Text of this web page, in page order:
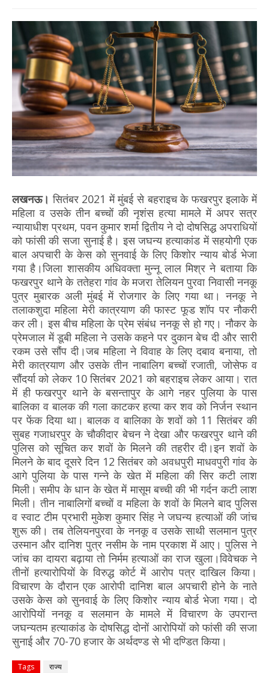
लखनऊ। सितंबर 2021 में मुंबई से बहराइच के फखरपुर इलाके में
महिला व उसके तीन बच्चों की नृशंस हत्या मामले में अपर सत्र
न्यायाधीश प्रथम, पवन कुमार शर्मा द्वितीय ने दो दोषसिद्ध अपराधियों
को फांसी की सजा सुनाई है। इस जघन्य हत्याकांड में सहयोगी एक
बाल अपचारी के केस को सुनवाई के लिए किशोर न्याय बोर्ड भेजा
गया है।जिला शासकीय अधिवक्ता मुन्नू लाल मिश्र ने बताया कि
फखरपुर थाने के ततेहरा गांव के मजरा तेलियन पुरवा निवासी ननकू
पुत्र मुबारक अली मुंबई में रोजगार के लिए गया था। ननकू ने
तलाकशुदा महिला मेरी कात्रयाण की फास्ट फूड शॉप पर नौकरी
कर ली। इस बीच महिला के प्रेम संबंध ननकू से हो गए। नौकर के
प्रेमजाल में डूबी महिला ने उसके कहने पर दुकान बेच दी और सारी
रकम उसे सौंप दी।जब महिला ने विवाह के लिए दबाव बनाया, तो
मेरी कात्रयाण और उसके तीन नाबालिग बच्चों रजाती, जोसेफ व
सौंदर्या को लेकर 10 सितंबर 2021 को बहराइच लेकर आया। रात
में ही फखरपुर थाने के बसन्तापुर के आगे नहर पुलिया के पास
बालिका व बालक की गला काटकर हत्या कर शव को निर्जन स्थान
पर फेंक दिया था। बालक व बालिका के शवों को 11 सितंबर की
सुबह गजाधरपुर के चौकीदार बेचन ने देखा और फखरपुर थाने की
पुलिस को सूचित कर शवों के मिलने की तहरीर दी।इन शवों के
मिलने के बाद दूसरे दिन 12 सितंबर को अवधपुरी माधवपुरी गांव के
आगे पुलिया के पास गन्ने के खेत में महिला की सिर कटी लाश
मिली। समीप के धान के खेत में मासूम बच्ची की भी गर्दन कटी लाश
मिली। तीन नाबालिगों बच्चों व महिला के शवों के मिलने बाद पुलिस
व स्वाट टीम प्रभारी मुकेश कुमार सिंह ने जघन्य हत्याओं की जांच
शुरू की। तब तेलियनपुरवा के ननकू व उसके साथी सलमान पुत्र
उस्मान और दानिश पुत्र नसीम के नाम प्रकाश में आए। पुलिस ने
जांच का दायरा बढ़ाया तो निर्मम हत्याओं का राज खुला।विवेचक ने
तीनों हत्यारोपियों के विरुद्ध कोर्ट में आरोप पत्र दाखिल किया।
विचारण के दौरान एक आरोपी दानिश बाल अपचारी होने के नाते
उसके केस को सुनवाई के लिए किशोर न्याय बोर्ड भेजा गया। दो
आरोपियों ननकू व सलमान के मामले में विचारण के उपरान्त
जघन्यतम हत्याकांड के दोषसिद्ध दोनों आरोपियों को फांसी की सजा
सुनाई और 70-70 हजार के अर्थदण्ड से भी दण्डित किया।
Tags राज्य